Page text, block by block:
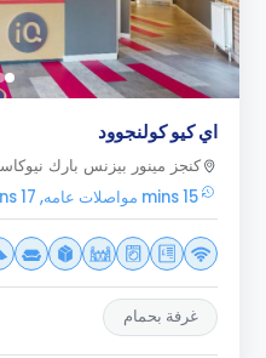
اي كيو كولنجوود
كنجز مينور بيزنس بارك
15 mins مواصلات عامه, 17 mins نيو كاسل مشي بالأقدام
غرفة بحمام